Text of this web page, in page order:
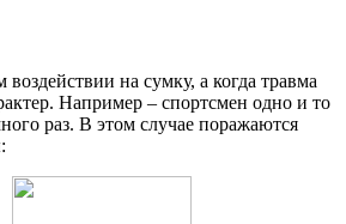
воздействии на сумку, а когда травма
Например – спортсмен одно и то
раз. В этом случае поражаются